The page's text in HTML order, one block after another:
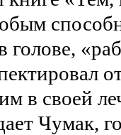
голове,
в своей
Чумак,